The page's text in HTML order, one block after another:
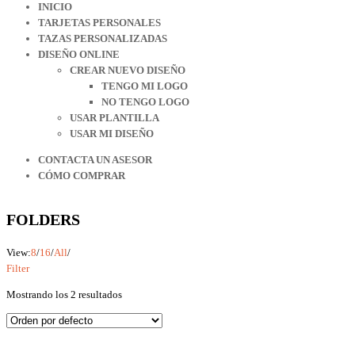
INICIO
TARJETAS PERSONALES
TAZAS PERSONALIZADAS
DISEÑO ONLINE
CREAR NUEVO DISEÑO
TENGO MI LOGO
NO TENGO LOGO
USAR PLANTILLA
USAR MI DISEÑO
CONTACTA UN ASESOR
CÓMO COMPRAR
FOLDERS
View:8/16/All/
Filter
Mostrando los 2 resultados